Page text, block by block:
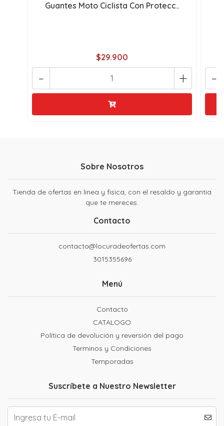
Guantes Moto Ciclista Con Protecc..
$29.900
+
- -
Sobre Nosotros
Tienda de ofertas en linea y fisica, con el resaldo y garantia
que te mereces.
Contacto
contacto@locuradeofertas.com
3015355696
Menú
Contacto
CATALOGO
Política de devolución y reversión del pago
Terminos y Condiciones
Temporadas
Suscríbete a Nuestro Newsletter